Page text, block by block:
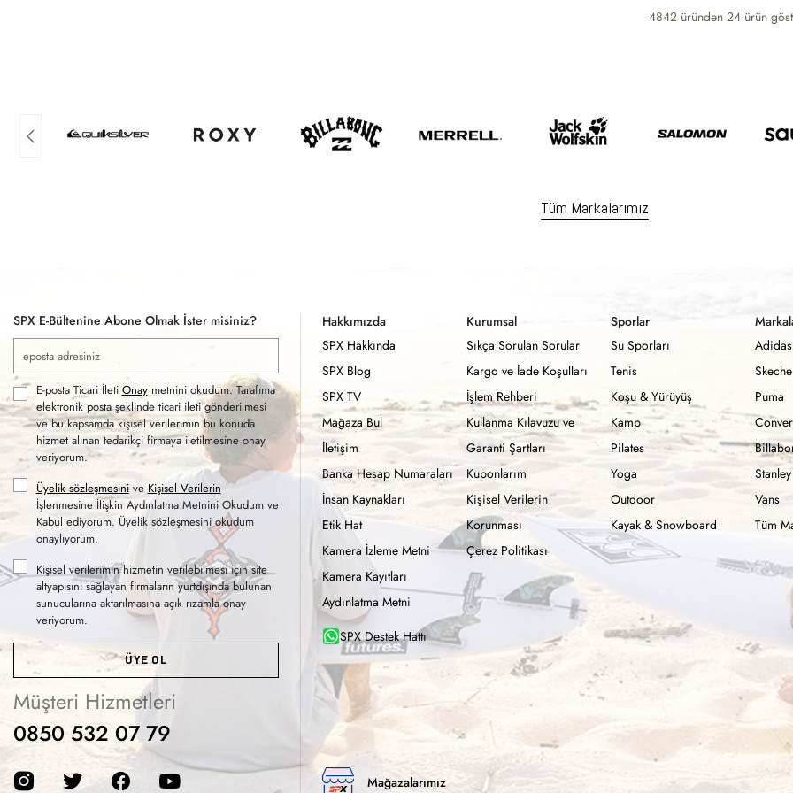
4842 üründen 24 ürün
Tüm Markalarımız
SPX E-Bültenine Abone Olmak İster misiniz?
E-posta Ticari İleti Onaymetnini okudum. Tarafıma
elektronik posta şeklinde ticari ileti gönderilmesi
ve bu kapsamda kişisel verilerimin bu konuda
hizmet alınan tedarikçi firmaya iletilmesine onay
veriyorum.
Üyelik sözleşmesinive Kişisel Verilerin
İşlenmesine İlişkin Aydınlatma Metnini Okudum ve
Kabul ediyorum. Üyelik sözleşmesini okudum
onaylıyorum.
Kişisel verilerimin hizmetin verilebilmesi için site
altyapısını sağlayan firmaların yurtdışında bulunan
sunucularına aktarılmasına açık rızamla onay
veriyorum.
ÜYE OL
Müşteri Hizmetleri
0850 532 07 79
Hakkımızda
SPX Hakkında
SPX Blog
SPX TV
Mağaza Bul
İletişim
Banka Hesap Numaraları
İnsan Kaynakları
Etik Hat
Kamera İzleme Metni
Kamera Kayıtları
Aydınlatma Metni
Kurumsal
Sıkça Sorulan Sorular
Kargo ve İade Koşulları
İşlem Rehberi
Kullanma Kılavuzu ve
Garanti Şartları
Kuponlarım
Kişisel Verilerin
Korunması
Çerez Politikası
Sporlar
Su Sporları
Tenis
Koşu & Yürüyüş
Kamp
Pilates
Yoga
Outdoor
Kayak & Snowboard
Adidas
Puma
Stanley
Vans
Tüm
SPX Destek Hattı
Mağazalarımız